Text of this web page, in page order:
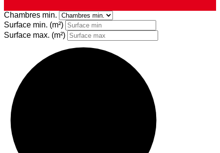
Chambres min.
Surface min. (m²)
Surface max. (m²)